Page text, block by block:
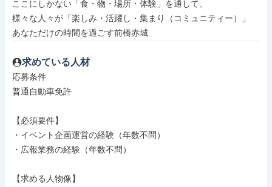
ここにしかない「食・物・場所・体験」を通して、
様々な人々が「楽しみ・活躍し・集まり（コミュニティー）」
あなただけの時間を過ごす前橋赤城
求めている人材
応募条件
普通自動車免許
【必須要件】
・イベント企画運営の経験（年数不問）
・広報業務の経験（年数不問）
【求める人物像】